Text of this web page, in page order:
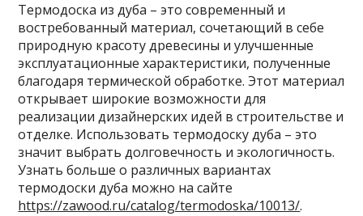
Термодоска из дуба – это современный и
востребованный материал, сочетающий в себе
природную красоту древесины и улучшенные
эксплуатационные характеристики, полученные
благодаря термической обработке. Этот материал
открывает широкие возможности для
реализации дизайнерских идей в строительстве и
отделке. Использовать термодоску дуба – это
значит выбрать долговечность и экологичность.
Узнать больше о различных вариантах
термодоски дуба можно на сайте
https://zawood.ru/catalog/termodoska/10013/.